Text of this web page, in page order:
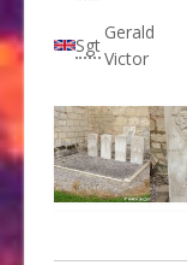
Sgt
Gerald
Victor